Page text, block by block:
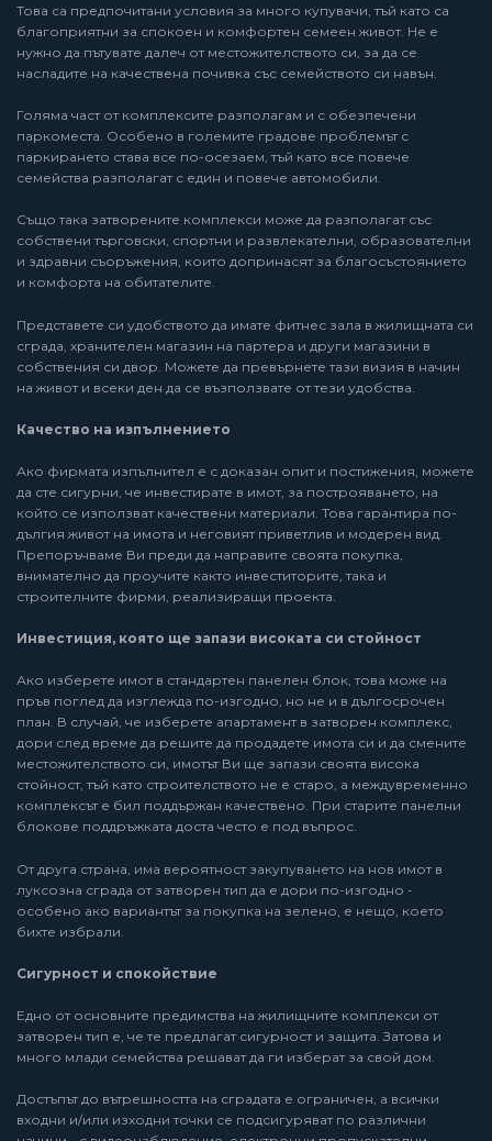
Това са предпочитани условия за много купувачи, тъй като са
благоприятни за спокоен и комфортен семеен живот. Не е
нужно да пътувате далеч от местожителството си, за да се
насладите на качествена почивка със семейството си навън.
Голяма част от комплексите разполагам и с обезпечени
паркоместа. Особено в големите градове проблемът с
паркирането става все по-осезаем, тъй като все повече
семейства разполагат с един и повече автомобили.
Също така затворените комплекси може да разполагат със
собствени търговски, спортни и развлекателни, образователни
и здравни съоръжения, които допринасят за благосъстоянието
и комфорта на обитателите.
Представете си удобството да имате фитнес зала в жилищната си
сграда, хранителен магазин на партера и други магазини в
собствения си двор. Можете да превърнете тази визия в начин
на живот и всеки ден да се възползвате от тези удобства.
Качество на изпълнението
Ако фирмата изпълнител е с доказан опит и постижения, можете
да сте сигурни, че инвестирате в имот, за построяването, на
който се използват качествени материали. Това гарантира по-
дългия живот на имота и неговият приветлив и модерен вид.
Препоръчваме Ви преди да направите своята покупка,
внимателно да проучите както инвеститорите, така и
строителните фирми, реализиращи проекта.
Инвестиция, която ще запази високата си стойност
Ако изберете имот в стандартен панелен блок, това може на
пръв поглед да изглежда по-изгодно, но не и в дългосрочен
план. В случай, че изберете апартамент в затворен комплекс,
дори след време да решите да продадете имота си и да смените
местожителството си, имотът Ви ще запази своята висока
стойност, тъй като строителството не е старо, а междувременно
комплексът е бил поддържан качествено. При старите панелни
блокове поддръжката доста често е под въпрос.
От друга страна, има вероятност закупуването на нов имот в
луксозна сграда от затворен тип да е дори по-изгодно -
особено ако вариантът за покупка на зелено, е нещо, което
бихте избрали.
Сигурност и спокойствие
Едно от основните предимства на жилищните комплекси от
затворен тип е, че те предлагат сигурност и защита. Затова и
много млади семейства решават да ги изберат за свой дом.
Достъпът до вътрешността на сградата е ограничен, а всички
входни и/или изходни точки се подсигуряват по различни